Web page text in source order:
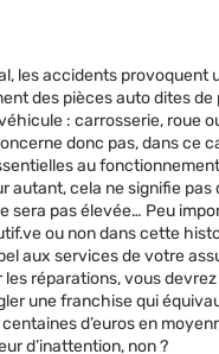
les accidents provoquent
des pièces auto dites
: carrosserie, roue
donc pas, dans ce
au
autant, cela ne signifie pas
sera pas élevée… Peu
ou non dans cette
aux services de votre
réparations, vous devrez
une franchise qui
d’euros en
d’inattention, non ?